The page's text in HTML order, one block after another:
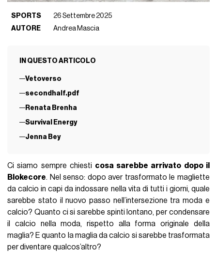
SPORTS
26 Settembre 2025
AUTORE
Andrea Mascia
IN QUESTO ARTICOLO
Vetoverso
secondhalf.pdf
Renata Brenha
Survival Energy
Jenna Bey
Ci siamo sempre chiesti cosa sarebbe arrivato dopo il
Blokecore. Nel senso: dopo aver trasformato le magliette
da calcio in capi da indossare nella vita di tutti i giorni, quale
sarebbe stato il nuovo passo nell’intersezione tra moda e
calcio? Quanto ci si sarebbe spinti lontano, per condensare
il calcio nella moda, rispetto alla forma originale della
maglia? E quanto la maglia da calcio si sarebbe trasformata
per diventare qualcos’altro?